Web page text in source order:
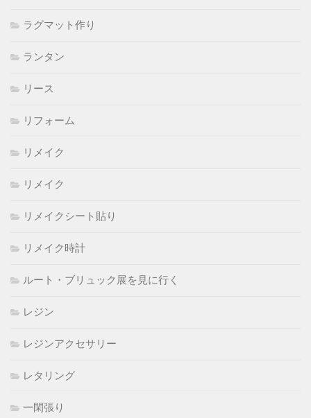
ラグマット作り
ランタン
リース
リフォーム
リメイク
リメイク
リメイクシート貼り
リメイク時計
ルート・ブリュック展を見に行く
レジン
レジンアクセサリー
レタリング
一閑張り